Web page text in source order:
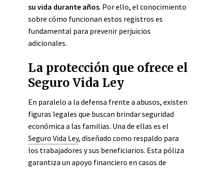
su vida durante años. Por ello, el conocimiento
sobre cómo funcionan estos registros es
fundamental para prevenir perjuicios
adicionales.
La protección que ofrece el
Seguro Vida Ley
En paralelo a la defensa frente a abusos, existen
figuras legales que buscan brindar seguridad
económica a las familias. Una de ellas es el
Seguro Vida Ley, diseñado como respaldo para
los trabajadores y sus beneficiarios. Esta póliza
garantiza un apoyo financiero en casos de